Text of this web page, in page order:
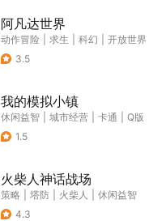
阿凡达世界
动作冒险 求生 科幻
开放世界
3.5
我的模拟小镇
休闲益智 城市经营 卡通
Q版
1.5
火柴人神话战场
策略 塔防 火柴人
休闲益智
4.3